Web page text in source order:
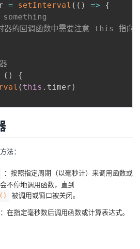
= setInterval ( ( ) =>
{
的回调函数中需要注意 this 指向
( )
{
( this . timer )
法：
：按照指定周期（以毫秒计）来调用函数或
不停地调用函数，直到
被调用或窗口被关闭。
：在指定毫秒数后调用函数或计算表达式。